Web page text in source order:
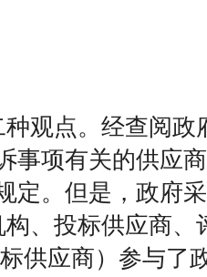
观点。经查阅政
事项有关的供应
定。但是，政府
、投标供应商、
供应商）参与了